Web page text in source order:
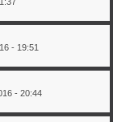
- 19:51
- 20:44